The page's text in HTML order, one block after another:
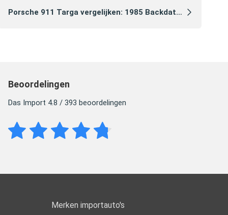
Porsche 911 Targa vergelijken: 1985 Backdate vs 2021 Heritage Edition
Beoordelingen
Das Import 4.8 / 393 beoordelingen
Merken importauto's